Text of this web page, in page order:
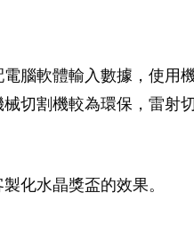
腦軟體輸入數據，使用
切割機較為環保，雷射
化水晶獎盃的效果。